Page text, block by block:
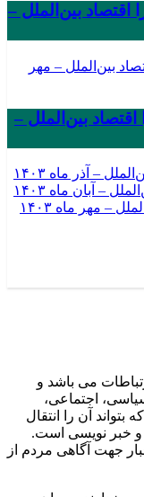
اقتصاد بین‌الملل –
اقتصاد بین‌الملل –
– آذر ماه ۱۴۰۳
– آبان ماه ۱۴۰۳
– مهر ماه ۱۴۰۳
می باشد و
اجتماعی،
آن را انتقال
و خبر نویسی است.
جهت آگاهی مردم از